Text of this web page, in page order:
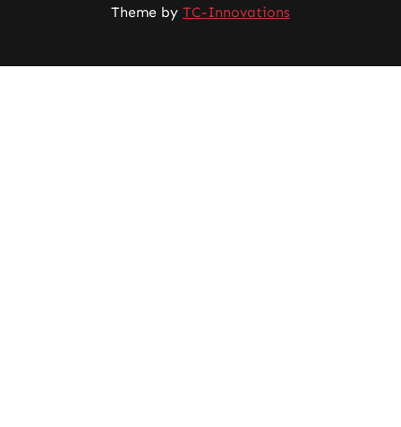
Theme by TC-Innovations